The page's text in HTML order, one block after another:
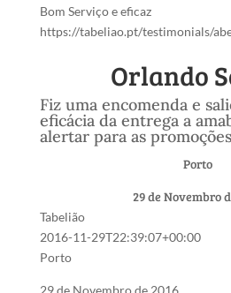
Bom Serviço e eficaz
https://tabeliao.pt/testimonials/
Orlando
Fiz uma encomenda e
eficácia da entrega a
alertar para as
Porto
29 de Novembro
Tabelião
2016-11-29T22:39:07+00:00
Porto
29 de Novembro de 2016